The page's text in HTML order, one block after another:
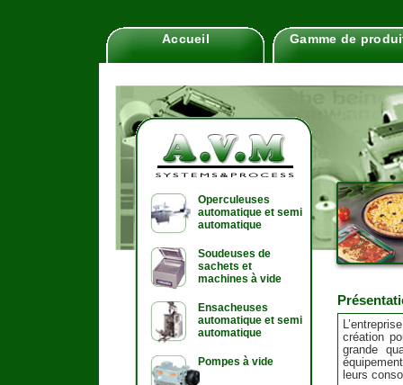
Accueil Gamme de
Operculeuses
automatique et semi
automatique
Soudeuses de
sachets et
machines à vide
Ensacheuses
automatique et semi
automatique
Pompes à vide
création
grande
leurs